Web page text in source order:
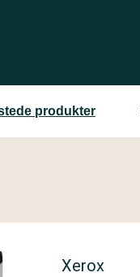
produkter
Xerox